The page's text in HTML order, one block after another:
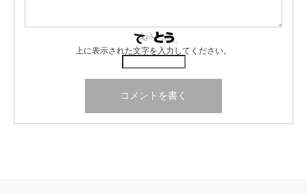
上に表示された文字を入力してください。